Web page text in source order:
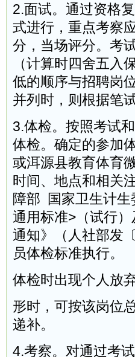
2.面试。通过资格
式进行，重点考察
分，当场评分。考
（计算时四舍五入
低的顺序与招聘岗
并列时，则根据笔
3.体检。按照考试
体检。确定的参加
或洱源县教育体育
时间、地点和相关
障部 国家卫生计生
通用标准>（试行
通知》（人社部发
员体检标准执行。
体检时出现个人放
形时，可按该岗位
递补。
4.考察。对通过考